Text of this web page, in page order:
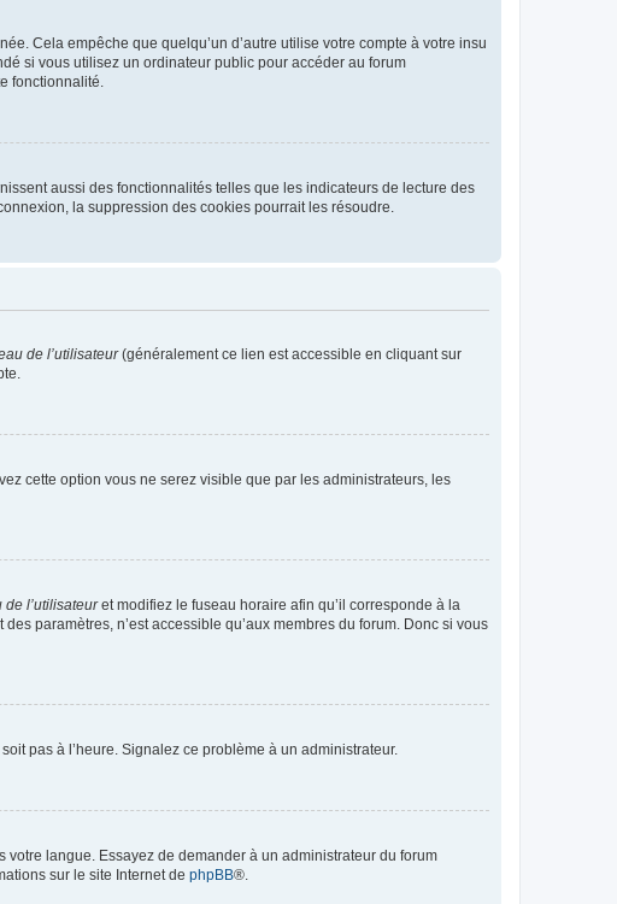
Cela empêche que quelqu’un d’autre utilise votre compte à votre insu
si vous utilisez un ordinateur public pour accéder au forum
fonctionnalité.
aussi des fonctionnalités telles que les indicateurs de lecture des
la suppression des cookies pourrait les résoudre.
de l’utilisateur(généralement ce lien est accessible en cliquant sur
cette option vous ne serez visible que par les administrateurs, les
de l’utilisateuret modifiez le fuseau horaire afin qu’il corresponde à la
paramètres, n’est accessible qu’aux membres du forum. Donc si vous
pas à l’heure. Signalez ce problème à un administrateur.
votre langue. Essayez de demander à un administrateur du forum
sur le site Internet de phpBB®.